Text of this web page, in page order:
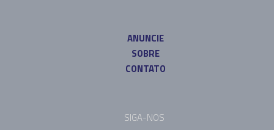
ANUNCIE
SOBRE
CONTATO
SIGA-NOS